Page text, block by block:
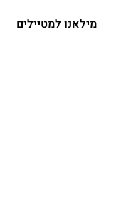
מילאנו למטיילים